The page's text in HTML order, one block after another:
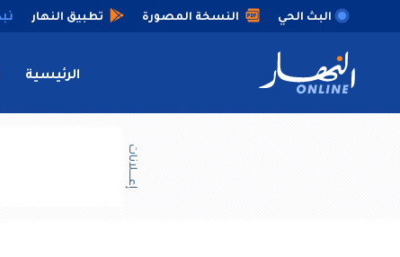
البث الحي النسخة المصورة تطبيق النهار
الرئيسية
إعــــلانات